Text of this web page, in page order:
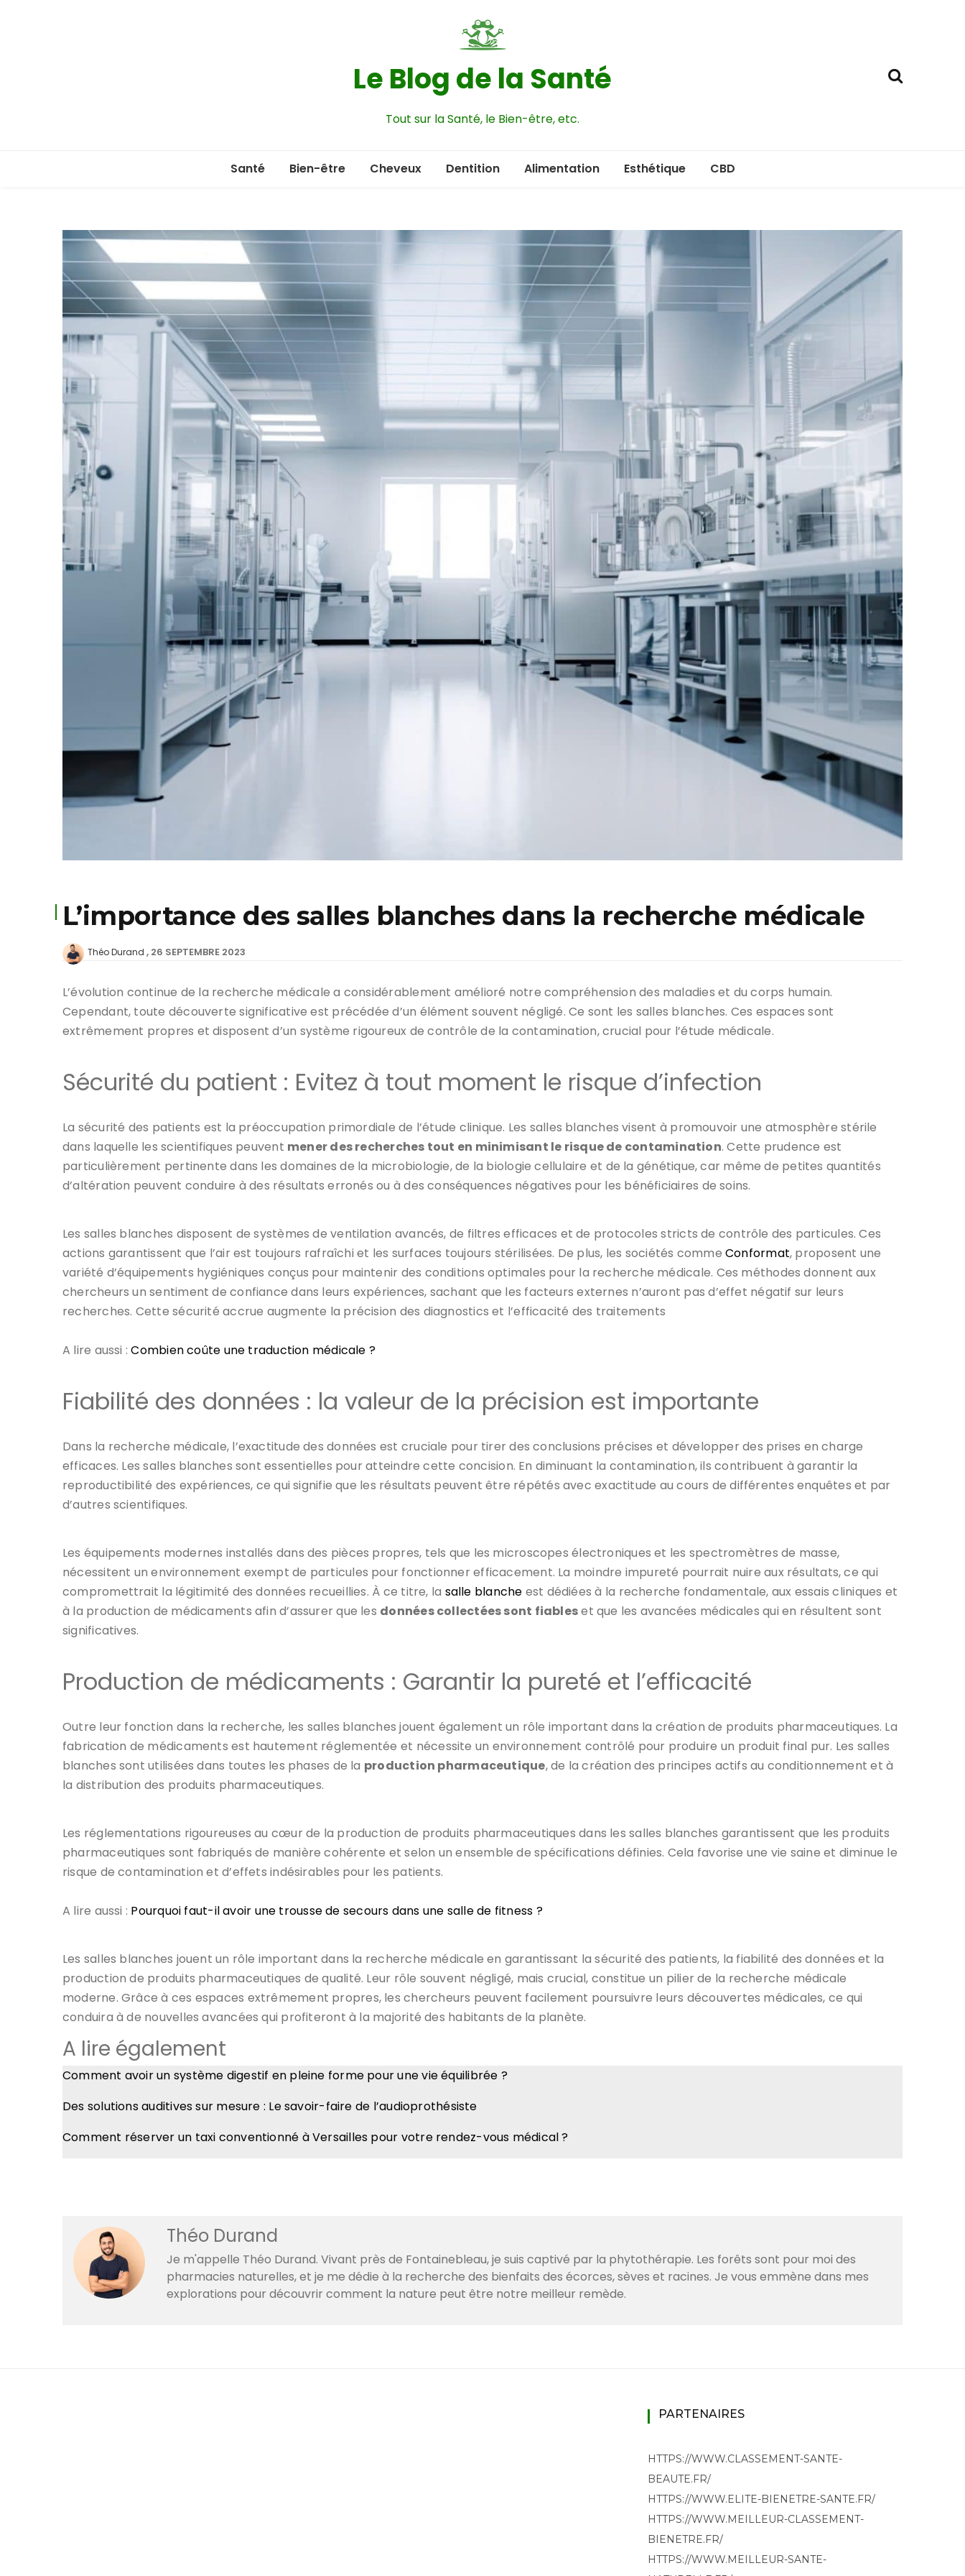
Le Blog de la Santé
Tout sur la Santé, le Bien-être, etc.
Santé Bien-être Cheveux Dentition Alimentation Esthétique CBD
L’importance des salles blanches dans la recherche médicale
Théo Durand 26 SEPTEMBRE 2023
L’évolution continue de la recherche médicale a considérablement amélioré notre compréhension des maladies et du corps humain.
Cependant, toute découverte significative est précédée d’un élément souvent négligé. Ce sont les salles blanches. Ces espaces sont
extrêmement propres et disposent d’un système rigoureux de contrôle de la contamination, crucial pour l’étude médicale.
Sécurité du patient : Evitez à tout moment le risque d’infection
La sécurité des patients est la préoccupation primordiale de l’étude clinique. Les salles blanches visent à promouvoir une atmosphère stérile
dans laquelle les scientifiques peuvent mener des recherches tout en minimisant le risque de contamination. Cette prudence est
particulièrement pertinente dans les domaines de la microbiologie, de la biologie cellulaire et de la génétique, car même de petites quantités
d’altération peuvent conduire à des résultats erronés ou à des conséquences négatives pour les bénéficiaires de soins.
Les salles blanches disposent de systèmes de ventilation avancés, de filtres efficaces et de protocoles stricts de contrôle des particules. Ces
actions garantissent que l’air est toujours rafraîchi et les surfaces toujours stérilisées. De plus, les sociétés comme Conformat, proposent une
variété d’équipements hygiéniques conçus pour maintenir des conditions optimales pour la recherche médicale. Ces méthodes donnent aux
chercheurs un sentiment de confiance dans leurs expériences, sachant que les facteurs externes n’auront pas d’effet négatif sur leurs
recherches. Cette sécurité accrue augmente la précision des diagnostics et l’efficacité des traitements
A lire aussi :Combien coûte une traduction médicale ?
Fiabilité des données : la valeur de la précision est importante
Dans la recherche médicale, l’exactitude des données est cruciale pour tirer des conclusions précises et développer des prises en charge
efficaces. Les salles blanches sont essentielles pour atteindre cette concision. En diminuant la contamination, ils contribuent à garantir la
reproductibilité des expériences, ce qui signifie que les résultats peuvent être répétés avec exactitude au cours de différentes enquêtes et par
d’autres scientifiques.
Les équipements modernes installés dans des pièces propres, tels que les microscopes électroniques et les spectromètres de masse,
nécessitent un environnement exempt de particules pour fonctionner efficacement. La moindre impureté pourrait nuire aux résultats, ce qui
compromettrait la légitimité des données recueillies. À ce titre, la salle blanche est dédiées à la recherche fondamentale, aux essais cliniques et
à la production de médicaments afin d’assurer que les données collectées sont fiableset que les avancées médicales qui en résultent sont
significatives.
Production de médicaments : Garantir la pureté et l’efficacité
Outre leur fonction dans la recherche, les salles blanches jouent également un rôle important dans la création de produits pharmaceutiques. La
fabrication de médicaments est hautement réglementée et nécessite un environnement contrôlé pour produire un produit final pur. Les salles
blanches sont utilisées dans toutes les phases de la production pharmaceutique, de la création des principes actifs au conditionnement et à
la distribution des produits pharmaceutiques.
Les réglementations rigoureuses au cœur de la production de produits pharmaceutiques dans les salles blanches garantissent que les produits
pharmaceutiques sont fabriqués de manière cohérente et selon un ensemble de spécifications définies. Cela favorise une vie saine et diminue le
risque de contamination et d’effets indésirables pour les patients.
A lire aussi : Pourquoi faut-il avoir une trousse de secours dans une salle de fitness ?
Les salles blanches jouent un rôle important dans la recherche médicale en garantissant la sécurité des patients, la fiabilité des données et la
production de produits pharmaceutiques de qualité. Leur rôle souvent négligé, mais crucial, constitue un pilier de la recherche médicale
moderne. Grâce à ces espaces extrêmement propres, les chercheurs peuvent facilement poursuivre leurs découvertes médicales, ce qui
conduira à de nouvelles avancées qui profiteront à la majorité des habitants de la planète.
A lire également
Comment avoir un système digestif en pleine forme pour une vie équilibrée ?
Des solutions auditives sur mesure : Le savoir-faire de l’audioprothésiste
Comment réserver un taxi conventionné à Versailles pour votre rendez-vous médical ?
Théo Durand
Je m'appelle Théo Durand. Vivant près de Fontainebleau, je suis captivé par la phytothérapie. Les forêts sont pour moi des
pharmacies naturelles, et je me dédie à la recherche des bienfaits des écorces, sèves et racines. Je vous emmène dans mes
explorations pour découvrir comment la nature peut être notre meilleur remède.
PARTENAIRES
HTTPS://WWW.CLASSEMENT-SANTE-
BEAUTE.FR/
HTTPS://WWW.ELITE-BIENETRE-SANTE.FR/
HTTPS://WWW.MEILLEUR-CLASSEMENT-
BIENETRE.FR/
HTTPS://WWW.MEILLEUR-SANTE-